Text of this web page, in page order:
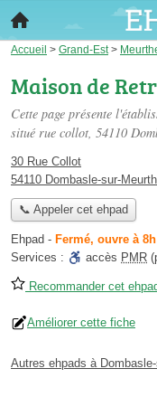
Accueil > Grand-Est>
Maison de
Cette page présente
situé rue collot, 54110
30 Rue Collot
54110 Dombasle-sur-
📞 Appeler cet ehpad
Ehpad - Fermé, ouvre à 8h
Services :
accès PMR
Recommander cet
Améliorer cette fiche
Autres ehpads à